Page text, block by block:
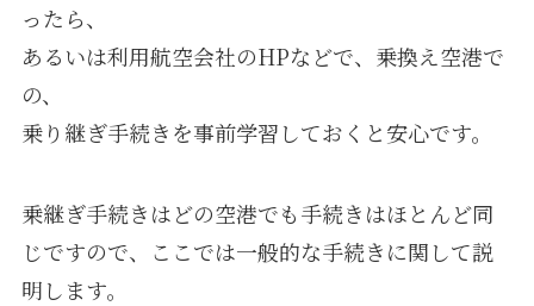
ったら、
あるいは利用航空会社のHPなどで、乗換え空港で
の、
乗り継ぎ手続きを事前学習しておくと安心です。
乗継ぎ手続きはどの空港でも手続きはほとんど同
じですので、ここでは一般的な手続きに関して説
明します。